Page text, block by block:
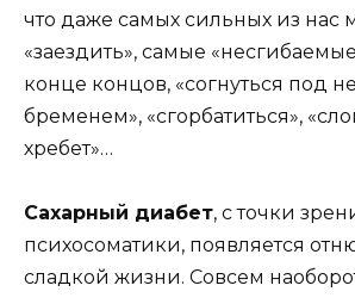
что даже самых сильных из нас
«заездить», самые
конце концов, «согнуться под
бременем», «сгорбатиться»,
хребет»…
Сахарный диабет, с точки
психосоматики, появляется
сладкой жизни. Совсем